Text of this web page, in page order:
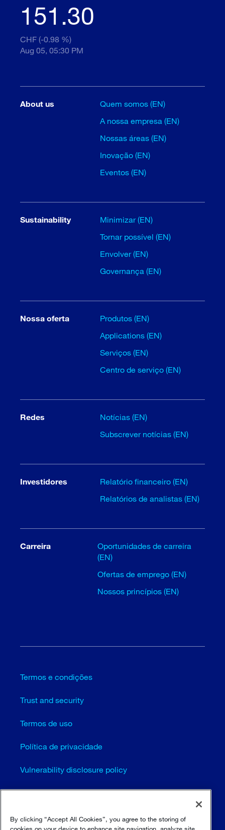
151.30
CHF (-0.98 %)
Aug 05, 05:30 PM
About us
Quem somos (EN)
A nossa empresa (EN)
Nossas áreas (EN)
Inovação (EN)
Eventos (EN)
Sustainability
Minimizar (EN)
Tornar possível (EN)
Envolver (EN)
Governança (EN)
Nossa oferta
Produtos (EN)
Applications (EN)
Serviços (EN)
Centro de serviço (EN)
Redes
Notícias (EN)
Subscrever notícias (EN)
Investidores
Relatório financeiro (EN)
Relatórios de analistas (EN)
Carreira
Oportunidades de carreira
(EN)
Ofertas de emprego (EN)
Nossos princípios (EN)
Termos e condições
Trust and security
Termos de uso
Política de privacidade
Vulnerability disclosure policy
Configurações de cookies (EN)
Mapa do site
By clicking “Accept All Cookies”, you agree to the storing of